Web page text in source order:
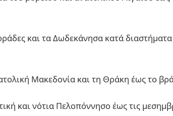
και τα Δωδεκάνησα κατά
Μακεδονία και τη Θράκη έως το
και νότια Πελοπόννησο έως τις